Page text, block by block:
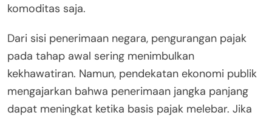
komoditas saja.
Dari sisi penerimaan negara, pengurangan pajak
pada tahap awal sering menimbulkan
kekhawatiran. Namun, pendekatan ekonomi publik
mengajarkan bahwa penerimaan jangka panjang
dapat meningkat ketika basis pajak melebar. Jika